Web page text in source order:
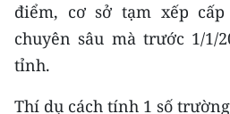
Media Y tế
Media Khoa học - Công nghệ
Media Môi trường
điểm, cơ sở tạm xếp
chuyên sâu mà trước 1/1/
tỉnh.
Thí dụ cách tính 1 số